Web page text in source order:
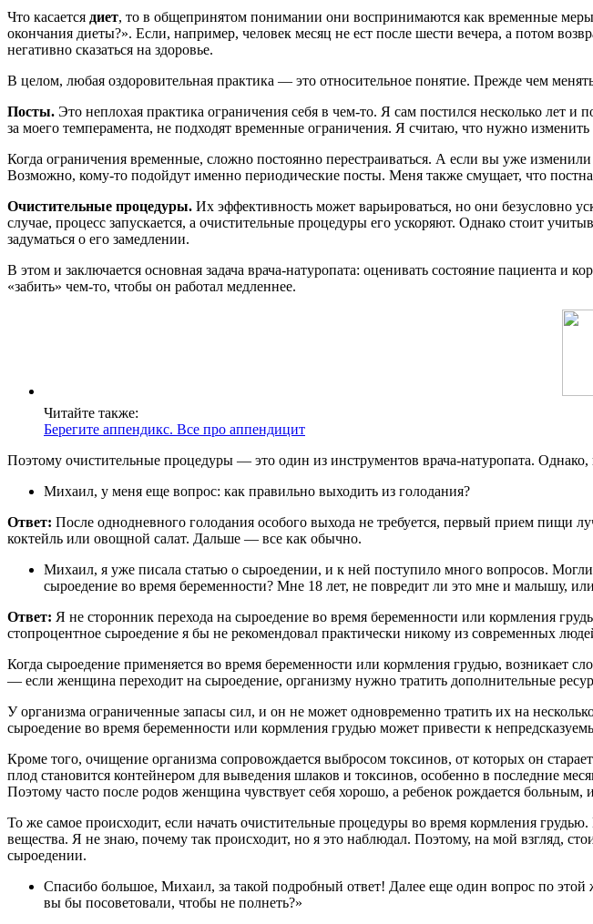
Что касается диет, то в общепринятом понимании они воспринимаются как временные
окончания диеты?». Если, например, человек месяц не ест после шести вечера, а потом
негативно сказаться на здоровье.
В целом, любая оздоровительная практика — это относительное понятие. Прежде чем
Посты. Это неплохая практика ограничения себя в чем-то. Я сам постился несколько лет
за моего темперамента, не подходят временные ограничения. Я считаю, что нужно изменить
Когда ограничения временные, сложно постоянно перестраиваться. А если вы уже
Возможно, кому-то подойдут именно периодические посты. Меня также смущает, что
Очистительные процедуры. Их эффективность может варьироваться, но они безусловно
случае, процесс запускается, а очистительные процедуры его ускоряют. Однако стоит
задуматься о его замедлении.
В этом и заключается основная задача врача-натуропата: оценивать состояние пациента и
«забить» чем-то, чтобы он работал медленнее.
Читайте также:
Берегите аппендикс. Все про аппендицит
Поэтому очистительные процедуры — это один из инструментов врача-натуропата. Однако,
Михаил, у меня еще вопрос: как правильно выходить из голодания?
Ответ: После однодневного голодания особого выхода не требуется, первый прием пищи
коктейль или овощной салат. Дальше — все как обычно.
Михаил, я уже писала статью о сыроедении, и к ней поступило много вопросов.
сыроедение во время беременности? Мне 18 лет, не повредит ли это мне и малышу,
Ответ: Я не сторонник перехода на сыроедение во время беременности или кормления
стопроцентное сыроедение я бы не рекомендовал практически никому из современных
Когда сыроедение применяется во время беременности или кормления грудью, возникает
— если женщина переходит на сыроедение, организму нужно тратить дополнительные
У организма ограниченные запасы сил, и он не может одновременно тратить их на
сыроедение во время беременности или кормления грудью может привести к
Кроме того, очищение организма сопровождается выбросом токсинов, от которых он
плод становится контейнером для выведения шлаков и токсинов, особенно в последние
Поэтому часто после родов женщина чувствует себя хорошо, а ребенок рождается больным,
То же самое происходит, если начать очистительные процедуры во время кормления
вещества. Я не знаю, почему так происходит, но я это наблюдал. Поэтому, на мой взгляд,
сыроедении.
Спасибо большое, Михаил, за такой подробный ответ! Далее еще один вопрос по
вы бы посоветовали, чтобы не полнеть?»